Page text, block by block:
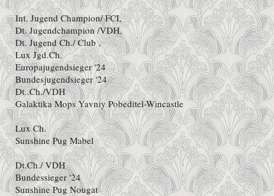
Int. Jugend Champion/ FCI,
Dt. Jugendchampion /VDH,
Dt. Jugend Ch./ Club ,
Lux Jgd.Ch.
Europajugendsieger '24
Bundesjugendsieger '24
Dt..Ch./VDH
Galaktika Mops Yavniy Pobeditel-Wincastle
Lux Ch.
Sunshine Pug Mabel
Dt.Ch./ VDH
Bundessieger '24
Sunshine Pug Nougat